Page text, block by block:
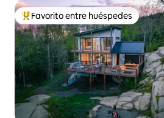
De los mejores en Favorito entre
Favorito entre huéspedes